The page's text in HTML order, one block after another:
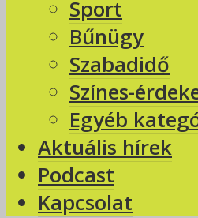
Sport
Bűnügy
Szabadidő
Színes-
Egyéb
Aktuális hírek
Podcast
Kapcsolat